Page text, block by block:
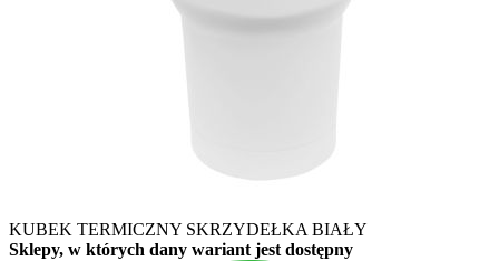
KUBEK TERMICZNY SKRZYDEŁKA BIAŁY
Sklepy, w których dany wariant jest dostępny